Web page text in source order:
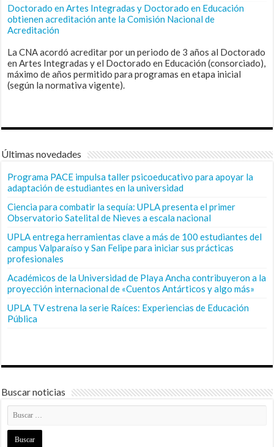
Doctorado en Artes Integradas y Doctorado en Educación
obtienen acreditación ante la Comisión Nacional de
Acreditación
La CNA acordó acreditar por un periodo de 3 años al Doctorado
en Artes Integradas y el Doctorado en Educación (consorciado),
máximo de años permitido para programas en etapa inicial
(según la normativa vigente).
Últimas novedades
Programa PACE impulsa taller psicoeducativo para apoyar la
adaptación de estudiantes en la universidad
Ciencia para combatir la sequía: UPLA presenta el primer
Observatorio Satelital de Nieves a escala nacional
UPLA entrega herramientas clave a más de 100 estudiantes del
campus Valparaíso y San Felipe para iniciar sus prácticas
profesionales
Académicos de la Universidad de Playa Ancha contribuyeron a la
proyección internacional de «Cuentos Antárticos y algo más»
UPLA TV estrena la serie Raíces: Experiencias de Educación
Pública
Buscar noticias